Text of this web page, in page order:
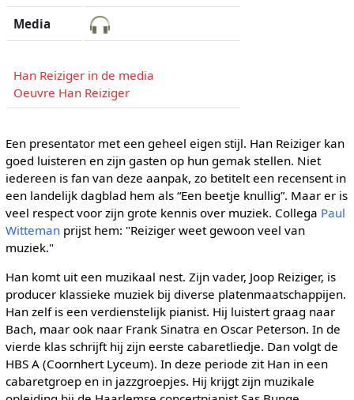
Media
Han Reiziger in de media
Oeuvre Han Reiziger
Een presentator met een geheel eigen stijl. Han Reiziger kan
goed luisteren en zijn gasten op hun gemak stellen. Niet
iedereen is fan van deze aanpak, zo betitelt een recensent in
een landelijk dagblad hem als “Een beetje knullig”. Maar er is
veel respect voor zijn grote kennis over muziek. Collega Paul
Wittemanprijst hem: "Reiziger weet gewoon veel van
muziek."
Han komt uit een muzikaal nest. Zijn vader, Joop Reiziger, is
producer klassieke muziek bij diverse platenmaatschappijen.
Han zelf is een verdienstelijk pianist. Hij luistert graag naar
Bach, maar ook naar Frank Sinatra en Oscar Peterson. In de
vierde klas schrijft hij zijn eerste cabaretliedje. Dan volgt de
HBS A (Coornhert Lyceum). In deze periode zit Han in een
cabaretgroep en in jazzgroepjes. Hij krijgt zijn muzikale